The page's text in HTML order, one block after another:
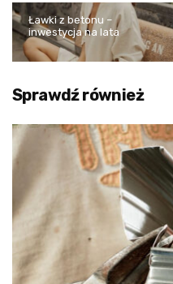
Ławki z betonu –
inwestycja na lata
Sprawdź również